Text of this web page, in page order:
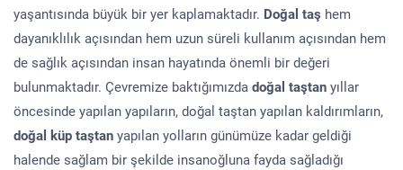
yaşantısında büyük bir yer kaplamaktadır. Doğal taş hem
dayanıklılık açısından hem uzun süreli kullanım açısından hem
de sağlık açısından insan hayatında önemli bir değeri
bulunmaktadır. Çevremize baktığımızda doğal taştan yıllar
öncesinde yapılan yapıların, doğal taştan yapılan kaldırımların,
doğal küp taştan yapılan yolların günümüze kadar geldiği
halende sağlam bir şekilde insanoğluna fayda sağladığı